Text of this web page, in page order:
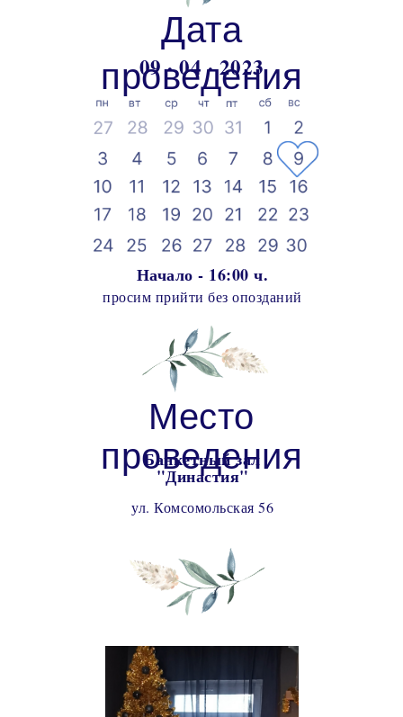
09 · 04 · 2023
Банкетный зал
"Династия"
Дата
проведения
Начало - 16:00 ч.
Место
проведения
ул. Комсомольская 56
просим прийти без опозданий